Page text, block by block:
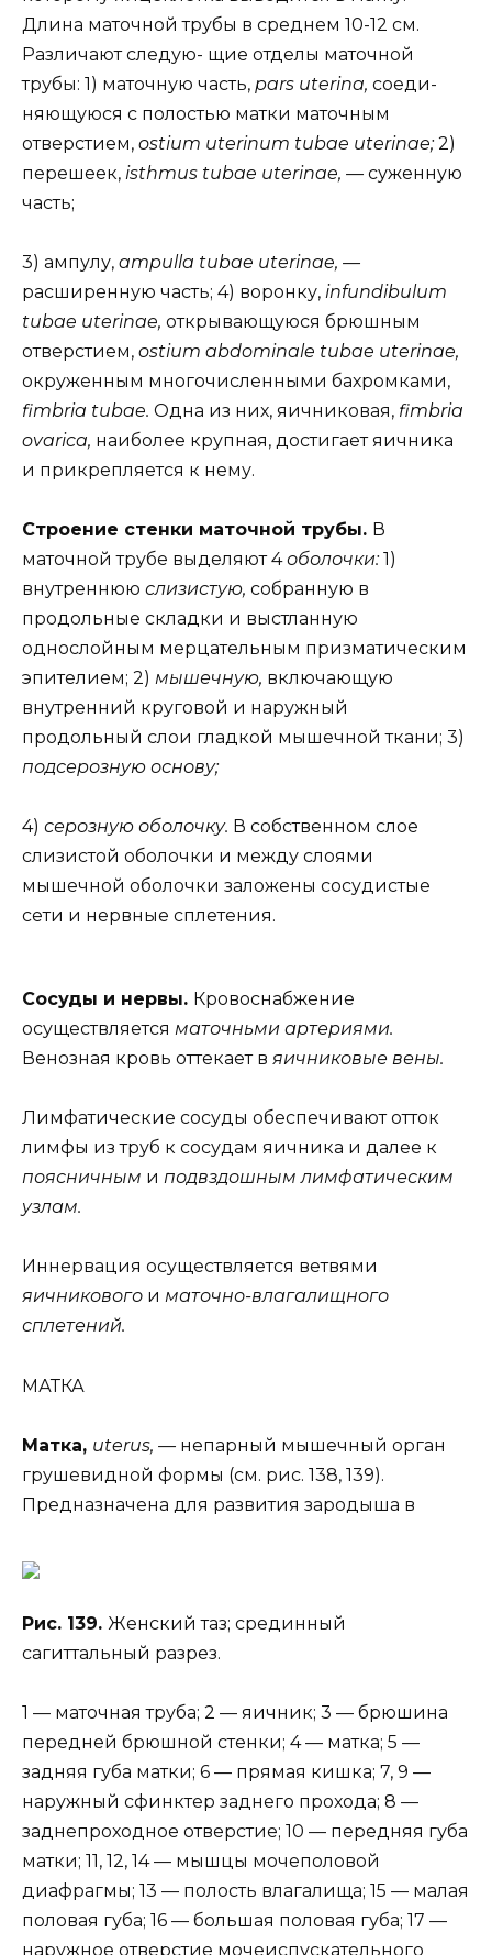
Длина маточной трубы в среднем 10-12 см.
Различают следую- щие отделы маточной
трубы: 1) маточную часть, pars uterina, соеди-
няющуюся с полостью матки маточным
отверстием, ostium uterinum tubae uterinae;2)
перешеек, isthmus tubae uterinae, — суженную
часть;
3) ампулу, ampulla tubae uterinae, —
расширенную часть; 4) воронку, infundibulum
tubae uterinae, открывающуюся брюшным
отверстием, ostium abdominale tubae uterinae,
окруженным многочисленными бахромками,
fimbria tubae. Одна из них, яичниковая, fimbria
ovarica, наиболее крупная, достигает яичника
и прикрепляется к нему.
Строение стенки маточной трубы. В
маточной трубе выделяют 4оболочки:1)
внутреннюю слизистую, собранную в
продольные складки и выстланную
однослойным мерцательным призматическим
эпителием; 2) мышечную, включающую
внутренний круговой и наружный
продольный слои гладкой мышечной ткани; 3)
подсерозную основу;
4) серозную оболочку. В собственном слое
слизистой оболочки и между слоями
мышечной оболочки заложены сосудистые
сети и нервные сплетения.
Сосуды и нервы. Кровоснабжение
осуществляется маточньми артериями.
Венозная кровь оттекает в яичниковые вены.
Лимфатические сосуды обеспечивают отток
лимфы из труб к сосудам яичника и далее к
поясничным и подвздошным лимфатическим
узлам.
Иннервация осуществляется ветвями
яичникового и маточно-влагалищного
сплетений.
МАТКА
Матка, uterus, — непарный мышечный орган
грушевидной формы (см. рис. 138, 139).
Предназначена для развития зародыша в
Рис. 139. Женский таз; срединный
сагиттальный разрез.
1 — маточная труба; 2 — яичник; 3 — брюшина
передней брюшной стенки; 4 — матка; 5 —
задняя губа матки; 6 — прямая кишка; 7, 9 —
наружный сфинктер заднего прохода; 8 —
заднепроходное отверстие; 10 — передняя губа
матки; 11, 12, 14 — мышцы мочеполовой
диафрагмы; 13 — полость влагалища; 15 — малая
половая губа; 16 — большая половая губа; 17 —
наружное отверстие мочеиспускательного